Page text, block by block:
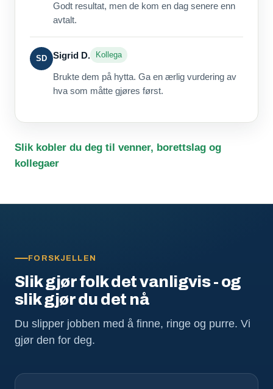
Godt resultat, men de kom en dag senere enn
avtalt.
SD Sigrid D. Kollega
Brukte dem på hytta. Ga en ærlig vurdering av
hva som måtte gjøres først.
Slik kobler du deg til venner, borettslag og
kollegaer
FORSKJELLEN
Slik gjør folk det vanligvis - og
slik gjør du det nå
Du slipper jobben med å finne, ringe og purre. Vi
gjør den for deg.